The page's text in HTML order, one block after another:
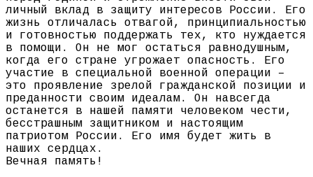
личный вклад в защиту интересов России. Его
жизнь отличалась отвагой, принципиальностью
и готовностью поддержать тех, кто нуждается
в помощи. Он не мог остаться равнодушным,
когда его стране угрожает опасность. Его
участие в специальной военной операции –
это проявление зрелой гражданской позиции и
преданности своим идеалам. Он навсегда
останется в нашей памяти человеком чести,
бесстрашным защитником и настоящим
патриотом России. Его имя будет жить в
наших сердцах.
Вечная память!